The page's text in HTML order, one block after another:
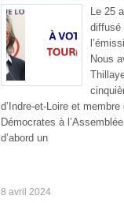
Le 25
diffusé
Nous
d’Indre-et-Loire et
Démocrates à
d’abord un
8 avril 2024